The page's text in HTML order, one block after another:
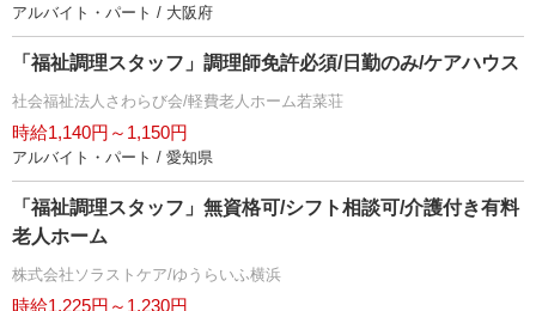
アルバイト・パート / 大阪府
「福祉調理スタッフ」調理師免許必須/日勤のみ/ケアハウス
社会福祉法人さわらび会/軽費老人ホーム若菜荘
時給1,140円～1,150円
アルバイト・パート / 愛知県
「福祉調理スタッフ」無資格可/シフト相談可/介護付き有料
老人ホーム
株式会社ソラストケア/ゆうらいふ横浜
時給1,225円～1,230円